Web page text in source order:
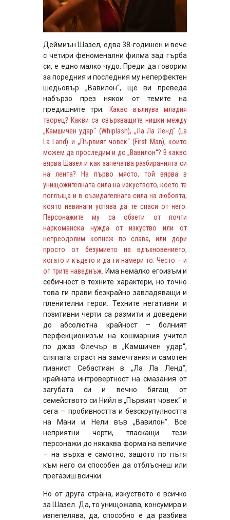
Деймиън Шазел, едва 38-годишен и вече
с четири феноменални филма зад гърба
си, е едно малко чудо. Преди да говорим
за поредния и последния му неперфектен
шедьовър „Вавилон“, ще ви преведа
набързо през някои от темите на
предишните три. Какво вълнува младия
творец? Какви са свързващите нишки между
„Камшичен удар“ (Whiplash), „Ла Ла Ленд“ (La
La Land) и „Първият човек“ (First Man), които
можем да проследим и до „Вавилон“? В какво
вярва Шазел и как запечатва разбиранията си
на лента? На първо място, той вярва в
унищожителната сила на изкуството, което те
поглъща и в съзидателната сила на любовта,
която невинаги успява да те спаси от него.
Персонажите му са обзети от почти
наркоманска нужда от изкуство или от
непреодолим копнеж по слава, или дори
просто от безумието на вдъхновението,
когато и където и да ги намери то. Често – и
от трите наведнъж. Има немалко егоизъм и
себичност в техните характери, но точно
това ги прави безкрайно завладяващи и
пленителни герои. Техните негативни и
позитивни черти са размити и доведени
до абсолютна крайност – болният
перфекционизъм на кошмарния учител
по джаз Флечър в „Камшичен удар“,
сляпата страст на замечтания и самотен
пианист Себастиан в „Ла Ла Ленд“,
крайната интровертност на смазания от
загубата си и вечно бягащ от
семейството си Нийл в „Първият човек“ и
сега – пробивността и безскрупулността
на Мани и Нели във „Вавилон“. Все
неприятни черти, тласкащи тези
персонажи до някаква форма на величие
– на върха е самотно, защото по пътя
към него си способен да отблъснеш или
прегазиш всички.
Но от друга страна, изкуството е всичко
за Шазел. Да, то унищожава, консумира и
изпепелява, да, способно е да разбива